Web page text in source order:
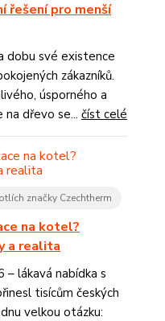
řešení pro menší
dobu své existence
zákazníků.
úsporného a
dřevo se... číst celé
značky Czechtherm
na kotel?
a realita
lákavá nabídka s
tisícům českých
velkou otázku: